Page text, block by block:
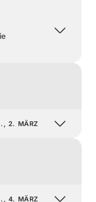
2. MÄRZ
4. MÄRZ